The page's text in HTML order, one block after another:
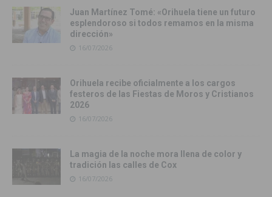
Juan Martínez Tomé: «Orihuela tiene un futuro
esplendoroso si todos remamos en la misma
dirección»
16/07/2026
Orihuela recibe oficialmente a los cargos
festeros de las Fiestas de Moros y Cristianos
2026
16/07/2026
La magia de la noche mora llena de color y
tradición las calles de Cox
16/07/2026